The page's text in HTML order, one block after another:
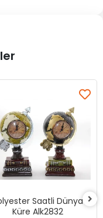
Saatli Dünya
Küre Alk2832